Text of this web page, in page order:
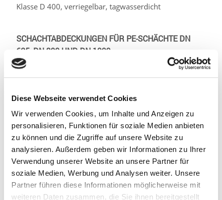
Diese Webseite verwendet Cookies
Wir verwenden Cookies, um Inhalte und Anzeigen zu
personalisieren, Funktionen für soziale Medien anbieten
zu können und die Zugriffe auf unsere Website zu
analysieren. Außerdem geben wir Informationen zu Ihrer
Verwendung unserer Website an unsere Partner für
soziale Medien, Werbung und Analysen weiter. Unsere
Partner führen diese Informationen möglicherweise mit
weiteren Daten zusammen, die Sie ihnen bereitgestellt
Klasse D 400, verriegelbar, tagwasserdicht
SCHACHTABDECKUNGEN FÜR PE-SCHÄCHTE DN
625, DN 800 UND DN 1000